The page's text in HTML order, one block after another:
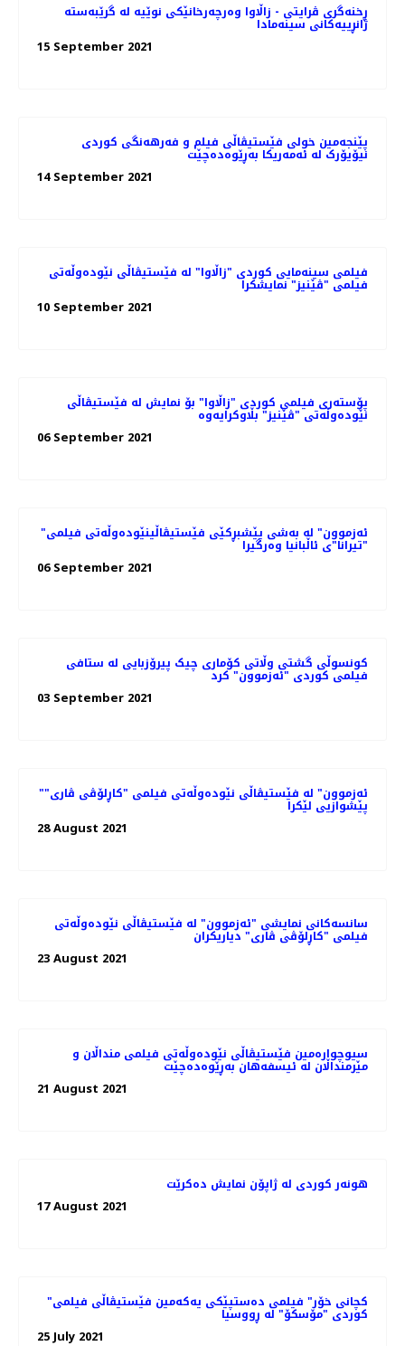
ڕخنەگری ڤرایتی - زاڵاوا وەرچەرخانێکی نوێیە لە گرێبەستە
ژانڕییەکانی سینەمادا
15 September 2021
پێنجەمین خولی فێستیڤاڵی فیلم و فەرهەنگی کوردی
نیۆیۆرک لە ئەمەریکا بەڕێوەدەچێت
14 September 2021
فیلمی سینەمایی کوردی "زاڵاوا" لە فێستیڤاڵی نێودەوڵەتی
فیلمی "ڤێنیز" نمایشکرا
10 September 2021
پۆستەری فیلمی کوردی "زاڵاوا" بۆ نمایش لە فێستیڤاڵی
نێودەوڵەتی "ڤێنیز" بڵاوکرایەوە
06 September 2021
"ئەزموون" لە به‌شی پێشبڕکێی فێستیڤاڵینێوده‌وڵه‌تی فیلمی
"تیرانا"ی ئاڵبانیا وه‌رگیرا
06 September 2021
کونسوڵی گشتی وڵاتی کۆماری چیک پیرۆزبایی لە ستافی
فیلمی کوردی "ئەزموون" کرد
03 September 2021
"ئەزموون" لە فێستیڤاڵی نێوده‌وڵه‌تی فیلمی "کاڕلۆڤی ڤاری"
پێشوازیی لێکرا
28 August 2021
سانسه‌کانی نمایشی "ئەزموون" لە فێستیڤاڵی نێوده‌وڵه‌تی
فیلمی "کاڕلۆڤی ڤاری" دیاریکران
23 August 2021
سیوچوارەمین فێستیڤاڵی نێودەوڵەتی فیلمی منداڵان و
مێرمنداڵان لە ئیسفەهان بەڕێوەدەچێت
21 August 2021
هونەر کوردی لە ژاپۆن نمایش دەکرێت
17 August 2021
"کچانی خۆر" فیلمی ده‌ستپێکی یه‌که‌‌مین فێستیڤاڵی فیلمی
کوردی "مۆسکۆ" لە ڕووسیا
25 July 2021